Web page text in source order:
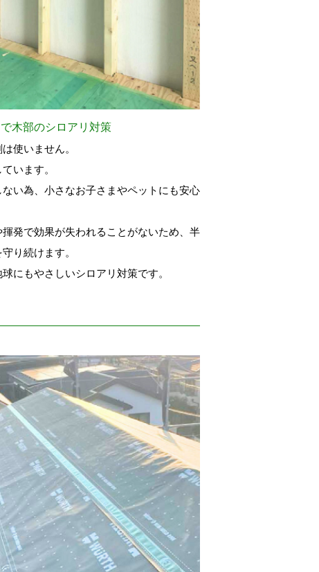
木部のシロアリ対策
使いません。
います。
い為、小さなお子さまやペットにも安心
発で効果が失われることがないため、半
り続けます。
にもやさしいシロアリ対策です。